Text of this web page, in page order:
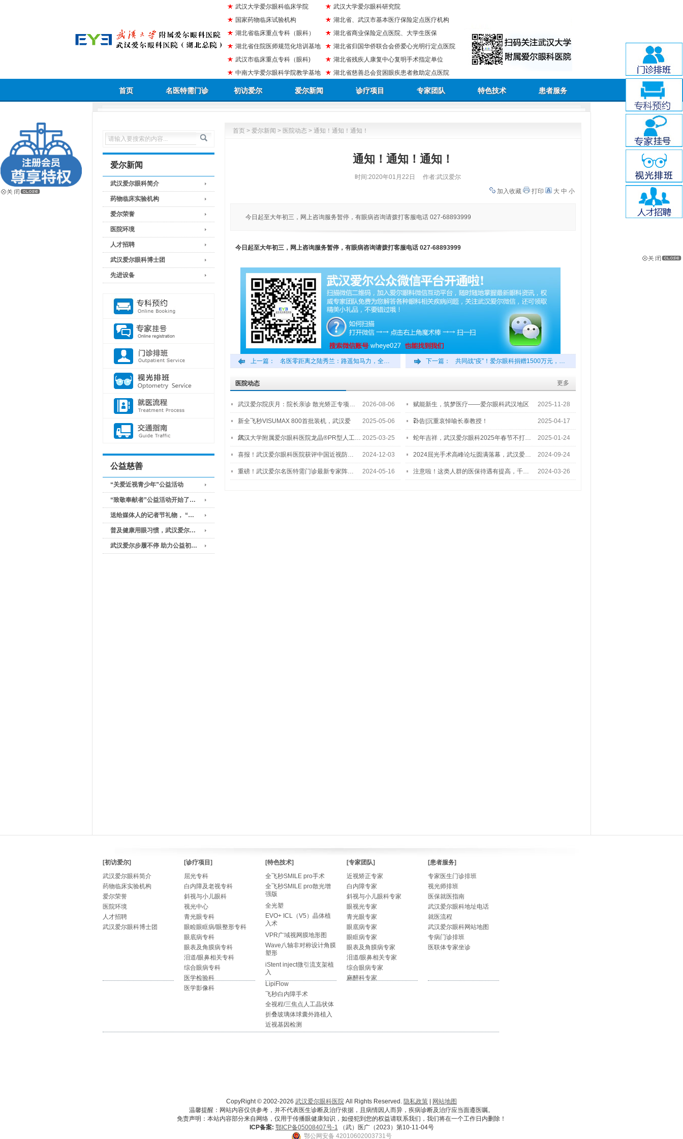
武汉大学爱尔眼科临床学院
国家药物临床试验机构
湖北省临床重点专科（眼科）
湖北省住院医师规范化培训基地
武汉市临床重点专科（眼科)
中南大学爱尔眼科学院教学基地
武汉大学爱尔眼科研究院
湖北省、武汉市基本医疗保险定点医疗机构
湖北省商业保险定点医院、大学生医保
湖北省归国华侨联合会侨爱心光明行定点医院
湖北省残疾人康复中心复明手术指定单位
湖北省慈善总会贫困眼疾患者救助定点医院
首页 名医特需门诊 初访爱尔 爱尔新闻 诊疗项目 专家团队 特色技术 患者服务
爱尔新闻
武汉爱尔眼科简介
药物临床实验机构
爱尔荣誉
医院环境
人才招聘
武汉爱尔眼科博士团
先进设备
公益慈善
“关爱近视青少年”公益活动
“致敬奉献者”公益活动开始了…
送给媒体人的记者节礼物， “…
普及健康用眼习惯，武汉爱尔…
武汉爱尔步履不停 助力公益初…
首页 > 爱尔新闻 > 医院动态 > 通知！通知！通知！
通知！通知！通知！
时间:2020年01月22日
作者:武汉爱尔
加入收藏
打印 大 中 小
今日起至大年初三，网上咨询服务暂停，有眼病咨询请拨打客服电话 027-68893999
今日起至大年初三，网上咨询服务暂停，有眼病咨询请拨打客服电话 027-68893999
上一篇： 名医零距离之陆秀兰：路遥知马力，全… 下一篇： 共同战“疫”！爱尔眼科捐赠1500万元，…
更多
医院动态
武汉爱尔院庆月：院长亲诊 散光矫正专项… 2026-08-06 赋能新生，筑梦医疗——爱尔眼科武汉地区
2…
2025-11-28
新全飞秒VISUMAX 800首批装机，武汉爱
尔…
2025-05-06 讣告|沉重哀悼喻长泰教授！ 2025-04-17
武汉大学附属爱尔眼科医院龙晶®PR型人工… 2025-03-25 蛇年吉祥，武汉爱尔眼科2025年春节不打… 2025-01-24
喜报！武汉爱尔眼科医院获评中国近视防… 2024-12-03 2024屈光手术高峰论坛圆满落幕，武汉爱… 2024-09-24
重磅！武汉爱尔名医特需门诊最新专家阵… 2024-05-16 注意啦！这类人群的医保待遇有提高，千… 2024-03-26
[初访爱尔]
武汉爱尔眼科简介
药物临床实验机构
爱尔荣誉
医院环境
人才招聘
武汉爱尔眼科博士团
[诊疗项目]
屈光专科
白内障及老视专科
斜视与小儿眼科
视光中心
青光眼专科
眼睑眼眶病/眼整形专科
眼底病专科
眼表及角膜病专科
泪道/眼鼻相关专科
综合眼病专科
医学检验科
医学影像科
[特色技术]
全飞秒SMILE pro手术
全飞秒SMILE pro散光增
强版
全光塑
EVO+ ICL（V5）晶体植
入术
VPR广域视网膜地形图
Wave八轴非对称设计角膜
塑形
iStent inject微引流支架植
入
LipiFlow
飞秒白内障手术
全视程/三焦点人工晶状体
折叠玻璃体球囊外路植入
近视基因检测
[专家团队]
近视矫正专家
白内障专家
斜视与小儿眼科专家
眼视光专家
青光眼专家
眼底病专家
眼眶病专家
眼表及角膜病专家
泪道/眼鼻相关专家
综合眼病专家
麻醉科专家
[患者服务]
专家医生门诊排班
视光师排班
医保就医指南
武汉爱尔眼科地址电话
就医流程
武汉爱尔眼科网站地图
专病门诊排班
医联体专家坐诊
CopyRight © 2002-2026 武汉爱尔眼科医院 All Rights Reserved. 隐私政策
网站地图
温馨提醒：网站内容仅供参考，并不代表医生诊断及治疗依据，且病情因人而异，疾病诊断及治疗应当面遵医嘱。
免责声明：本站内容部分来自网络，仅用于传播眼健康知识，如侵犯到您的权益请联系我们，我们将在一个工作日内删除！
ICP备案: 鄂ICP备05008407号-1 （武）医广（2023）第10-11-04号
鄂公网安备 42010602003731号